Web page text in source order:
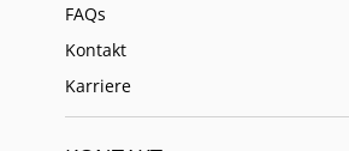
FAQs
Kontakt
Karriere